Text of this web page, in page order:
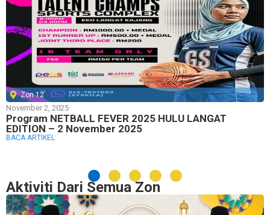
Zon 12
November 2, 2025
Program NETBALL FEVER 2025 HULU LANGAT
EDITION – 2 November 2025
BACA ARTIKEL
Aktiviti Dari Semua Zon